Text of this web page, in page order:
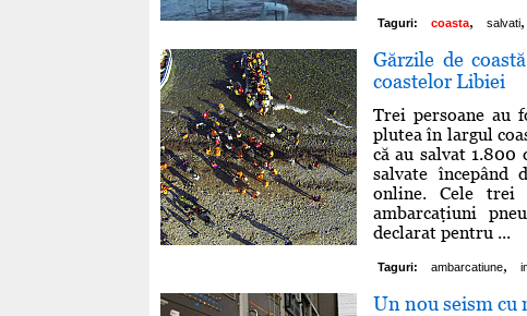
Taguri: coasta, salvati,
Gărzile de
coastelor Libiei
Trei persoane au
plutea în largul
că au salvat
salvate începând
online. Cele trei
ambarcaţiuni
declarat pentru ...
Taguri: ambarcatiune,
Un nou seism cu